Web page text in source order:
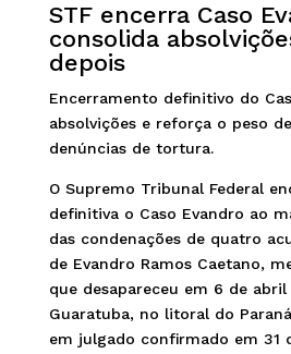
STF encerra Caso
consolida
depois
Encerramento definitivo do
absolvições e reforça o peso
denúncias de tortura.
O Supremo Tribunal Federal
definitiva o Caso Evandro ao
das condenações de quatro
de Evandro Ramos Caetano,
que desapareceu em 6 de abril
Guaratuba, no litoral do
em julgado confirmado em 31